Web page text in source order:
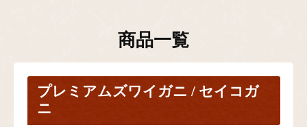
商品一覧
プレミアムズワイガニ / セイコガ
ニ